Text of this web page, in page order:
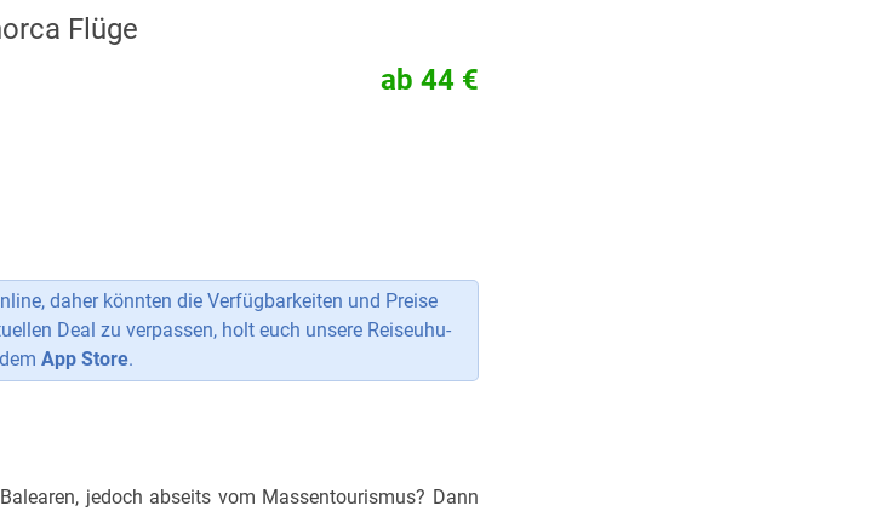
Flüge
ab 44 €
daher könnten die Verfügbarkeiten und Preise
Deal zu verpassen, holt euch unsere Reiseuhu-
App Store.
jedoch abseits vom Massentourismus? Dann